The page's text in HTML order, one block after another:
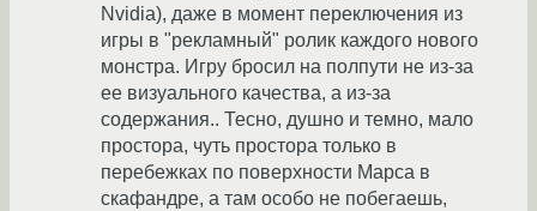
Nvidia), даже в момент переключения из
игры в "рекламный" ролик каждого нового
монстра. Игру бросил на полпути не из-за
ее визуального качества, а из-за
содержания.. Тесно, душно и темно, мало
простора, чуть простора только в
перебежках по поверхности Марса в
скафандре, а там особо не побегаешь,